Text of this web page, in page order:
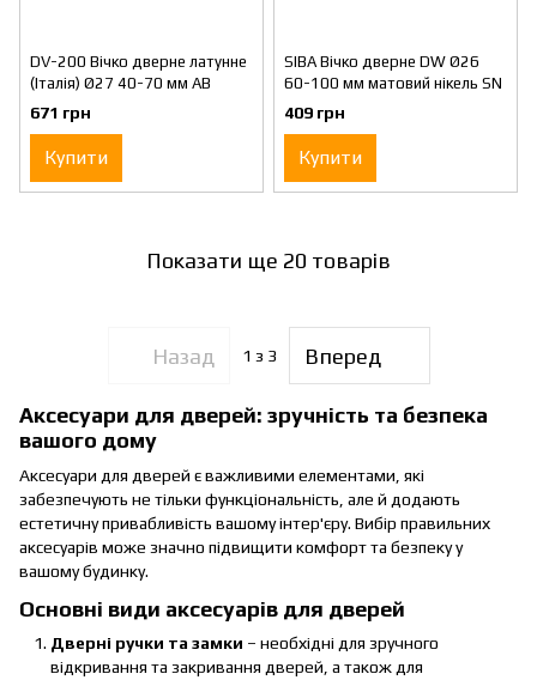
DV-200 Вічко дверне латунне
(Італія) Ø27 40-70 мм AB
671 грн
Купити
SIBA Вічко дверне DW Ø26
60-100 мм матовий нікель SN
409 грн
Купити
Показати ще 20 товарів
Назад 1 з 3 Вперед
Аксесуари для дверей: зручність та безпека
вашого дому
Аксесуари для дверей є важливими елементами, які
забезпечують не тільки функціональність, але й додають
естетичну привабливість вашому інтер'єру. Вибір правильних
аксесуарів може значно підвищити комфорт та безпеку у
вашому будинку.
Основні види аксесуарів для дверей
Дверні ручки та замки – необхідні для зручного
відкривання та закривання дверей, а також для